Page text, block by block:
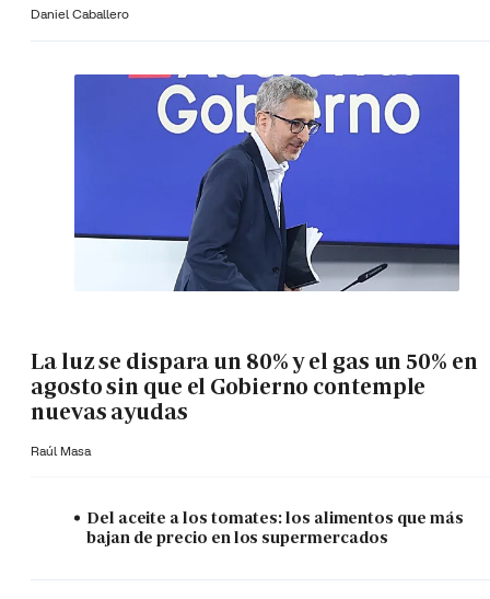
Daniel Caballero
La luz se dispara un 80% y el gas un 50% en
agosto sin que el Gobierno contemple
nuevas ayudas
Raúl Masa
Del aceite a los tomates: los alimentos que más
bajan de precio en los supermercados